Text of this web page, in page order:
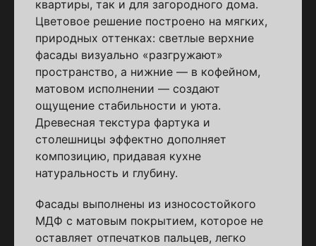
квартиры, так и для загородного дома.
Цветовое решение построено на мягких,
природных оттенках: светлые верхние
фасады визуально «разгружают»
пространство, а нижние — в кофейном,
матовом исполнении — создают
ощущение стабильности и уюта.
Древесная текстура фартука и
столешницы эффектно дополняет
композицию, придавая кухне
натуральность и глубину.
Фасады выполнены из износостойкого
МДФ с матовым покрытием, которое не
оставляет отпечатков пальцев, легко